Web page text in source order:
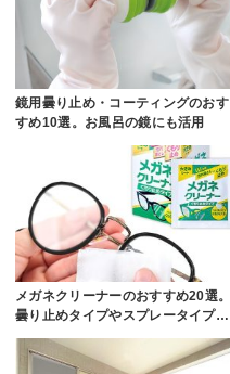
鏡用曇り止め・コーティングのおす
すめ10選。お風呂の鏡にも活用
メガネクリーナーのおすすめ20選。
曇り止めタイプやスプレータイプ…